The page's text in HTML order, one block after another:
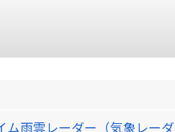
ム雨雲レーダー（気象レー